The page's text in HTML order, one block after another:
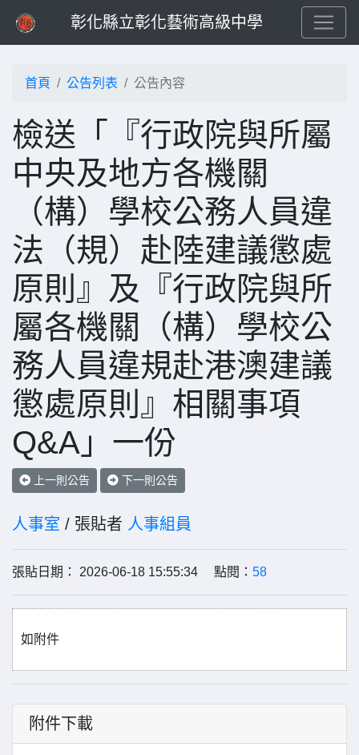
彰化縣立彰化藝術高級中學
首頁 公告列表 公告內容
檢送「『行政院與所屬
中央及地方各機關
（構）學校公務人員違
法（規）赴陸建議懲處
原則』及『行政院與所
屬各機關（構）學校公
務人員違規赴港澳建議
懲處原則』相關事項
Q&A」一份
上一則公告 下一則公告
人事室 / 張貼者 人事組員
張貼日期： 2026-06-18 15:55:34 點閱： 58
如附件
附件下載